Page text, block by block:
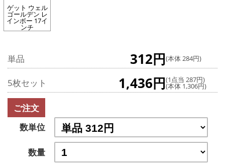
ゲット ウェル
ゴールデン レ
インボー 17イ
ンチ
単品 312円(本体 284円)
5枚セット 1,436円(1点当 287円)
(本体 1,306円)
ご注文
数単位
数量